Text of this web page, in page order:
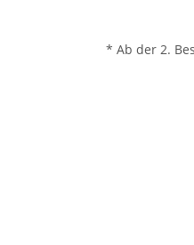
* Ab der 2.